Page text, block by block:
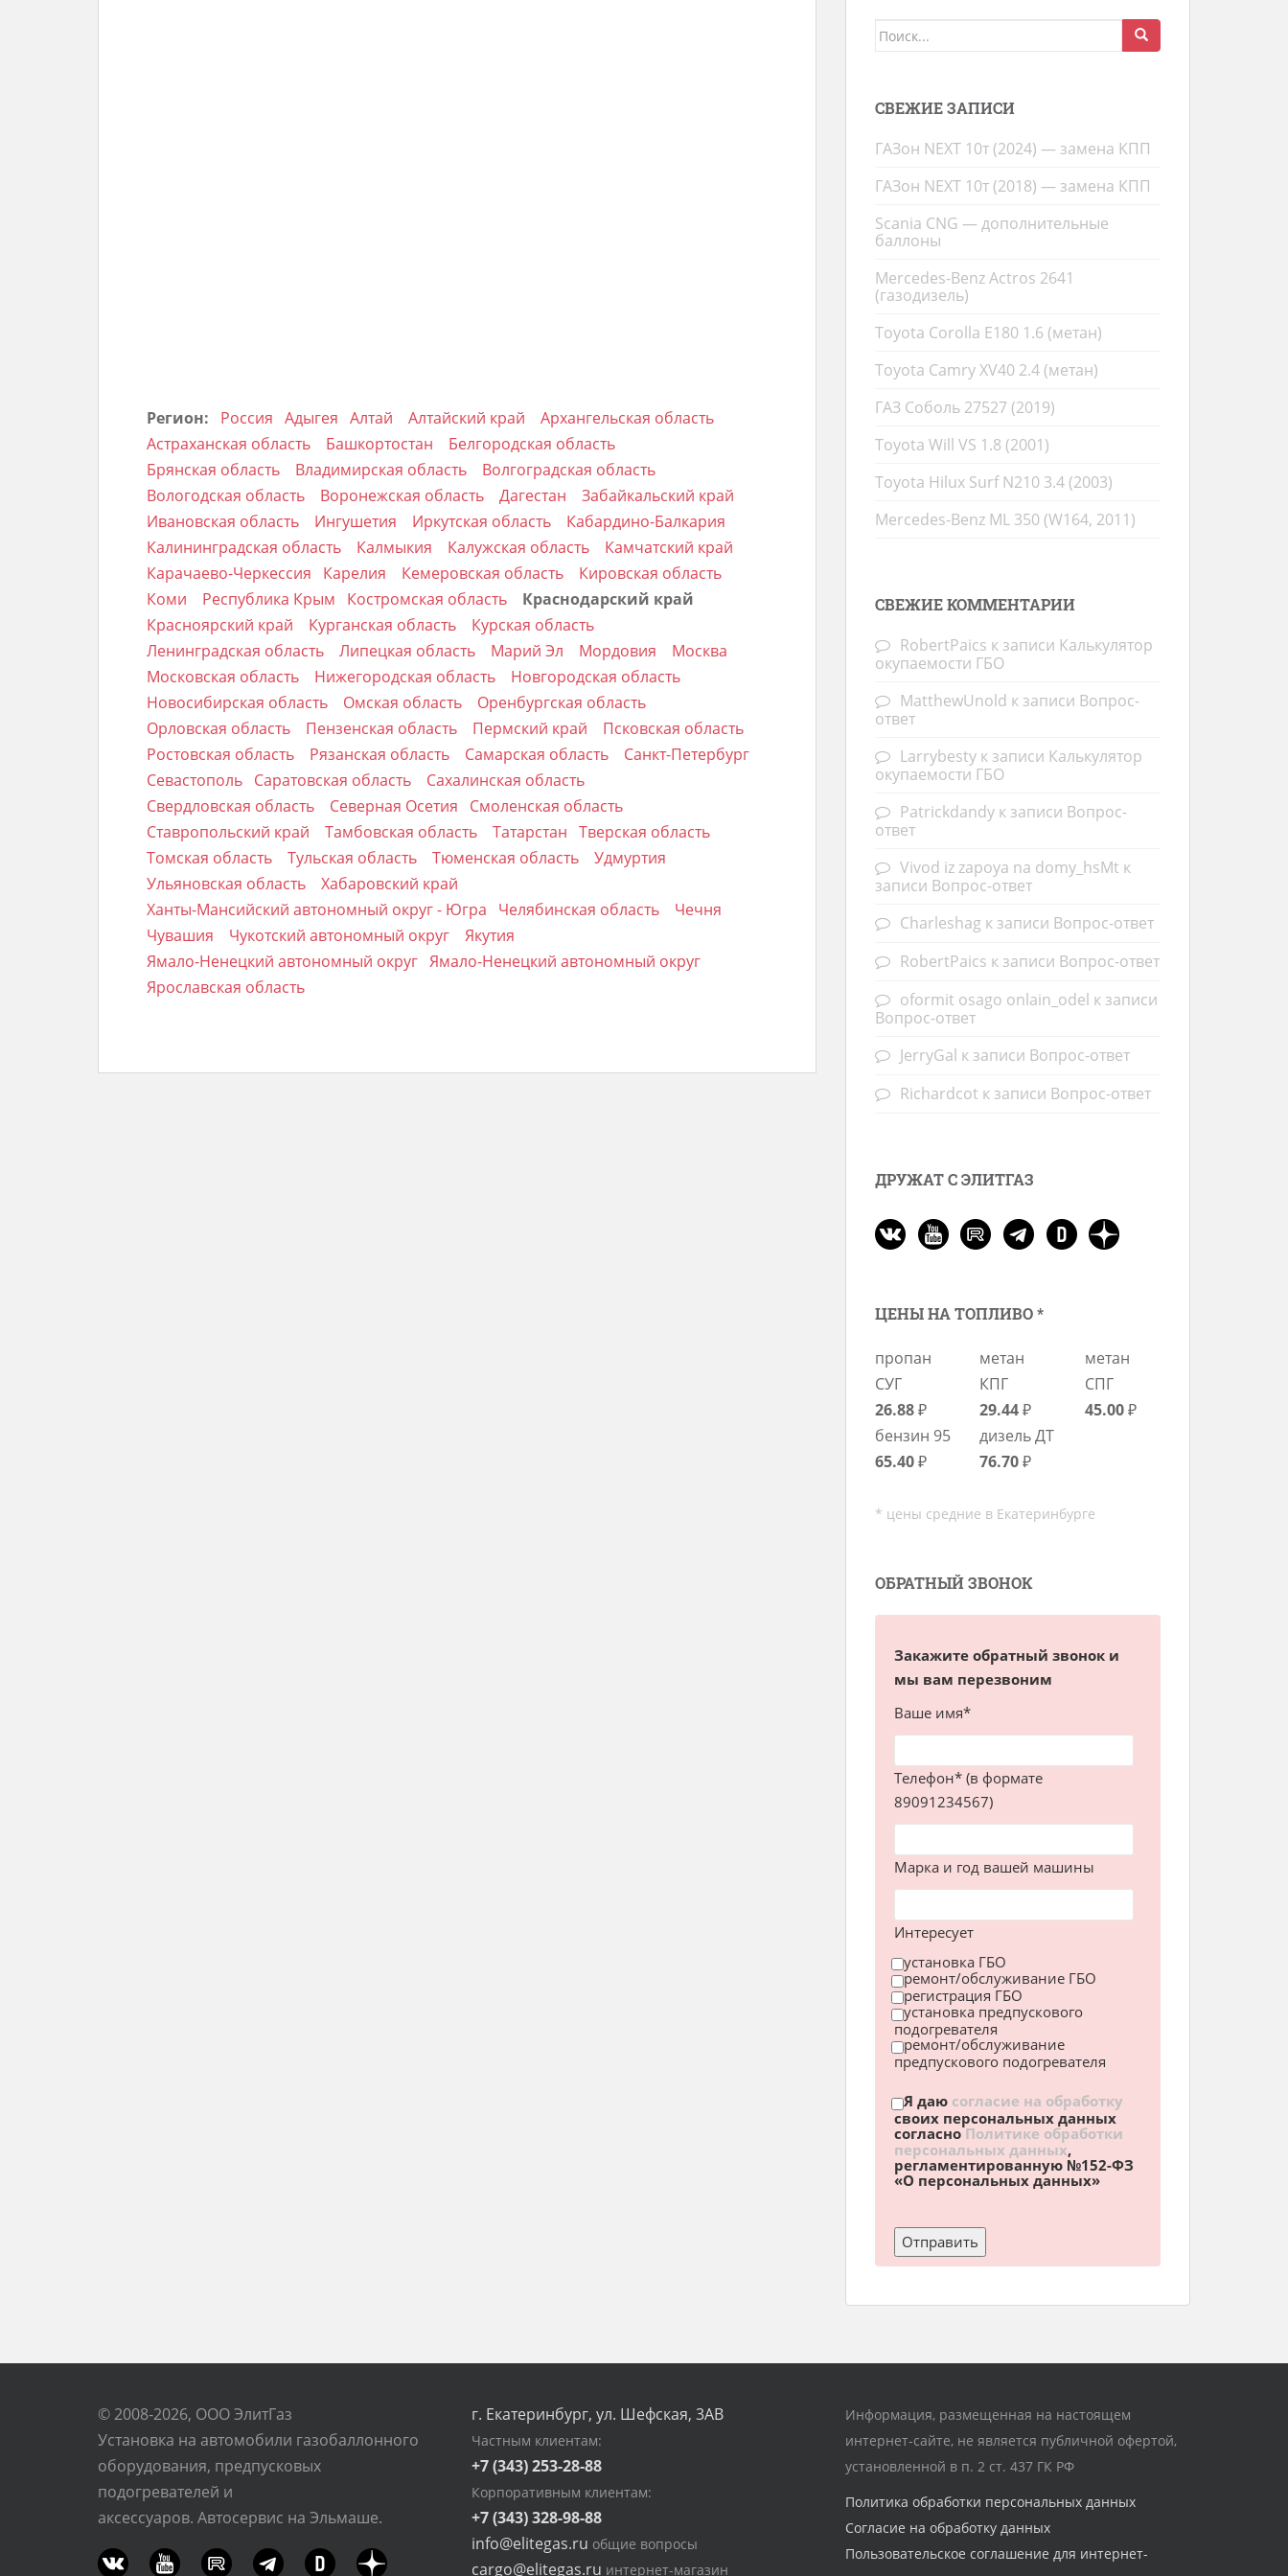
Регион: Россия Адыгея Алтай Алтайский край
Архангельская область
Астраханская область
Башкортостан
Белгородская область
Брянская область
Владимирская область
Волгоградская область
Вологодская область
Воронежская область Дагестан
Забайкальский край
Ивановская область
Ингушетия Иркутская область
Кабардино-Балкария
Калининградская область
Калмыкия Калужская область
Камчатский край
Карачаево-Черкессия
Карелия Кемеровская область
Кировская область
Коми
Республика Крым Костромская область
Краснодарский край
Красноярский край
Курганская область
Курская область
Ленинградская область
Липецкая область Марий Эл Мордовия
Москва
Московская область
Нижегородская область
Новгородская область
Новосибирская область
Омская область
Оренбургская область
Орловская область
Пензенская область Пермский край
Псковская область
Ростовская область
Рязанская область Самарская область
Санкт-Петербург
Севастополь Саратовская область
Сахалинская область
Свердловская область
Северная Осетия
Смоленская область
Ставропольский край
Тамбовская область Татарстан Тверская область
Томская область
Тульская область Тюменская область
Удмуртия
Ульяновская область
Хабаровский край
Ханты-Мансийский автономный округ - Югра
Челябинская область
Чечня
Чувашия
Чукотский автономный округ
Якутия
Ямало-Ненецкий автономный округ Ямало-Ненецкий автономный округ
Ярославская область
Поиск
СВЕЖИЕ ЗАПИСИ
ГАЗон NEXT 10т (2024) — замена КПП
ГАЗон NEXT 10т (2018) — замена КПП
Scania CNG — дополнительные
баллоны
Mercedes-Benz Actros 2641
(газодизель)
Toyota Corolla E180 1.6 (метан)
Toyota Camry XV40 2.4 (метан)
ГАЗ Соболь 27527 (2019)
Toyota Will VS 1.8 (2001)
Toyota Hilux Surf N210 3.4 (2003)
Mercedes-Benz ML 350 (W164, 2011)
СВЕЖИЕ КОММЕНТАРИИ
RobertPaics к записи Калькулятор
окупаемости ГБО
MatthewUnold к записи Вопрос-
ответ
Larrybesty к записи Калькулятор
окупаемости ГБО
Patrickdandy к записи Вопрос-
ответ
Vivod iz zapoya na domy_hsMt к
записи Вопрос-ответ
Charleshag к записи Вопрос-ответ
RobertPaics к записи Вопрос-ответ
oformit osago onlain_odel к записи
Вопрос-ответ
JerryGal к записи Вопрос-ответ
Richardcot к записи Вопрос-ответ
ДРУЖАТ С ЭЛИТГАЗ
ЦЕНЫ НА ТОПЛИВО *
пропан
СУГ
26.88₽
метан
КПГ
29.44₽
метан
СПГ
45.00₽
бензин 95
65.40₽
дизель ДТ
76.70₽
* цены средние в Екатеринбурге
ОБРАТНЫЙ ЗВОНОК
Закажите обратный звонок и
мы вам перезвоним
Ваше имя*
Телефон* (в формате
89091234567)
Марка и год вашей машины
Интересует
установка ГБО
ремонт/обслуживание ГБО
регистрация ГБО
установка предпускового
подогревателя
ремонт/обслуживание
предпускового подогревателя
Я даю согласие на обработку
своих персональных данных
согласноПолитике обработки
персональных данных,
регламентированную №152-ФЗ
«О персональных данных»
© 2008-2026, ООО ЭлитГаз
Установка на автомобили газобаллонного
оборудования, предпусковых
подогревателей и
аксессуаров. Автосервис на Эльмаше.
г. Екатеринбург, ул. Шефская, 3АВ
Частным клиентам:
+7 (343) 253-28-88
Корпоративным клиентам:
+7 (343) 328-98-88
info@elitegas.ru общие вопросы
cargo@elitegas.ru интернет-магазин
Информация, размещенная на настоящем
интернет-сайте, не является публичной офертой,
установленной в п. 2 ст. 437 ГК РФ
Политика обработки персональных данных
Согласие на обработку данных
Пользовательское соглашение для интернет-